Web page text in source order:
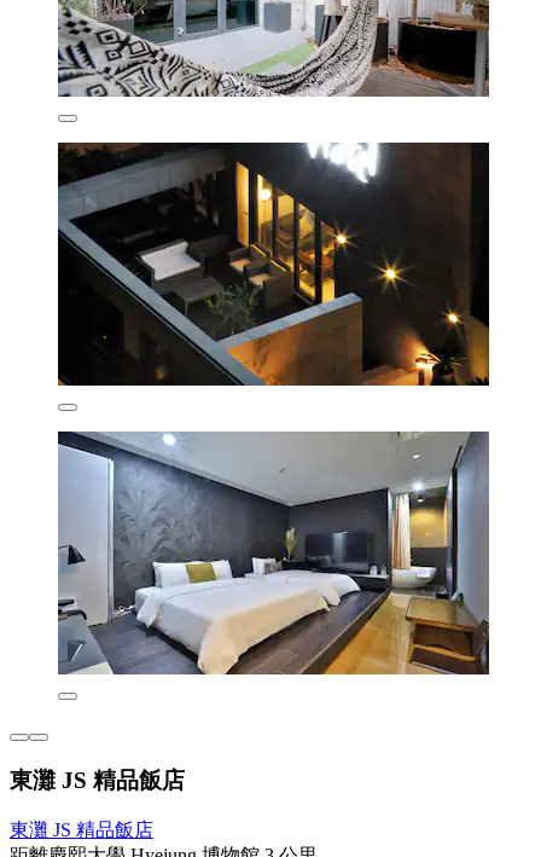
東灘 JS 精品飯店
東灘 JS 精品飯店